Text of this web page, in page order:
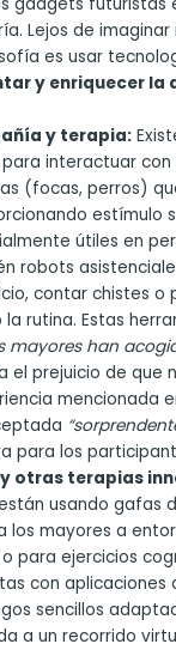
gadgets futuristas
Lejos de
es usar
y enriquecer la
y terapia:
interactuar con
(focas, perros)
estímulo
útiles en
robots
contar chistes o
rutina. Estas
mayores han
el prejuicio de que
mencionada
para los
otras terapias
usando gafas
los mayores a
para ejercicios
con aplicaciones
sencillos
a un recorrido